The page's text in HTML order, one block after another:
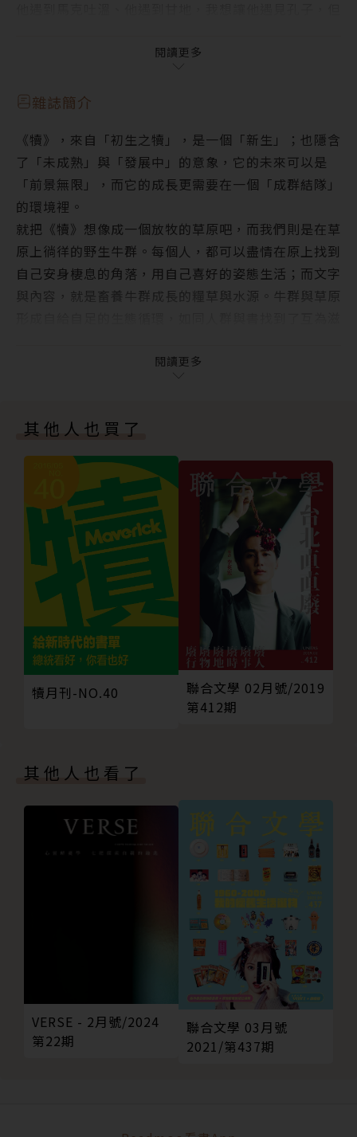
3. 陳以文之外的臺灣人戰俘──《零下六十八度》
「我想創造一個能勇敢追求夢想的世界。」──專訪八
月店長晨星出版社陳銘民社長
美國領事與斯卡羅領袖坐地談和，史稱「南岬之盟」
聽了「斯卡羅」的故事，我未竟的戶口調查，似乎得要
指認一條血脈
哲學家：言論自由沒有禁止別人批評你
犢故事 ‧ Moo Select
一只金屬箱子如何開啟全球貿易的巨大改變 ──《貨
櫃與航運》
在巨大的密室，展開超乎想像的旅程──《最後的太空
僅此一家別無分號的迷人魅力──《俗女日常》
閱讀更多
雜誌簡介
《犢》，來自「初生之犢」，是一個「新生」；也隱含
了「未成熟」與「發展中」的意象，它的未來可以是
「前景無限」，而它的成長更需要在一個「成群結隊」
的環境裡。
就把《犢》想像成一個放牧的草原吧，而我們則是在草
原上徜徉的野生牛群。每個人，都可以盡情在原上找到
自己安身棲息的角落，用自己喜好的姿態生活；而文字
與內容，就是畜養牛群成長的糧草與水源。牛群與草原
《犢》將是一個全新的園地，一個嘗試未知與各種可能
的地方。我們會在這裡分享新的電子書觀點、趨勢，儘
向與輪廓，並試著用多元的方式與工具，把作家、內
容、讀者在這個新時代中，重新串連起來。
我們對電子書的期待，就是我們對《犢》的期待。期許
這一系列的《犢》，也能幫助更多人更清楚的描繪出自
己對「書籍」未來的想像！
閱讀更多
其他人也買了
犢月刊-NO.40
聯合文學 02月號/2019
第412期
其他人也看了
VERSE - 2月號/2024
第22期
聯合文學 03月號
2021/第437期